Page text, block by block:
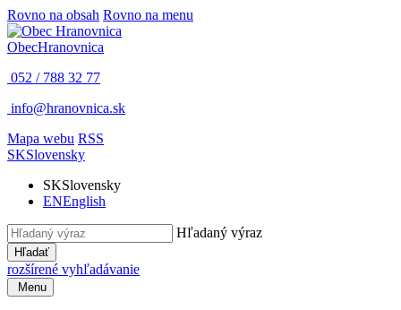
Rovno na obsah Rovno na menu
ObecHranovnica
052 / 788 32 77
info@hranovnica.sk
Mapa webu RSS
SKSlovensky
SKSlovensky
ENEnglish
Hľadaný výraz
Hľadať
rozšírené vyhľadávanie
Menu